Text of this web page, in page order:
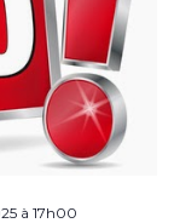
à 17h00